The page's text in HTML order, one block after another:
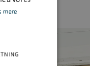
mere